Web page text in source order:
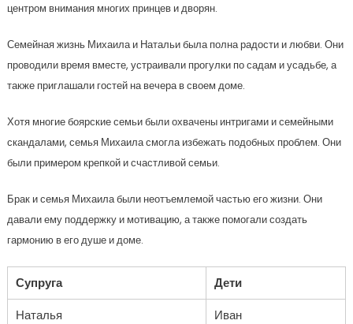
центром внимания многих принцев и дворян.
Семейная жизнь Михаила и Натальи была полна радости и любви. Они
проводили время вместе, устраивали прогулки по садам и усадьбе, а
также приглашали гостей на вечера в своем доме.
Хотя многие боярские семьи были охвачены интригами и семейными
скандалами, семья Михаила смогла избежать подобных проблем. Они
были примером крепкой и счастливой семьи.
Брак и семья Михаила были неотъемлемой частью его жизни. Они
давали ему поддержку и мотивацию, а также помогали создать
гармонию в его душе и доме.
Супруга
Дети
Наталья
Иван